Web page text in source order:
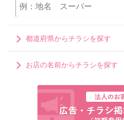
都道府県からチラシを探す
お店の名前からチラシを探す